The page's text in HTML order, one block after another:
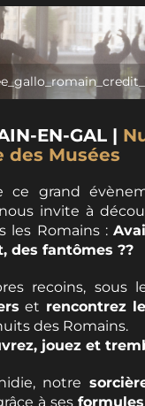
EN-GAL |
des Musées
ce grand
nous invite à
les Romains :
des fantômes ??
recoins, sous
et rencontrez
des Romains.
jouez et
notre
à ses